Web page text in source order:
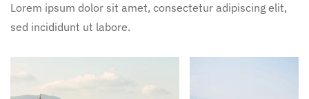
Lorem ipsum dolor sit amet, consectetur adipiscing elit,
sed incididunt ut labore.